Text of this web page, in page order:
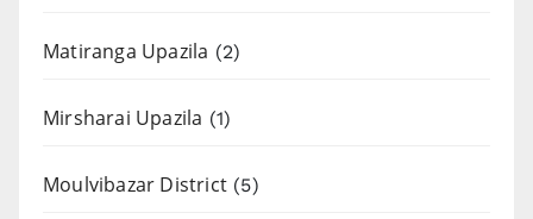
Matiranga Upazila (2)
Mirsharai Upazila (1)
Moulvibazar District (5)